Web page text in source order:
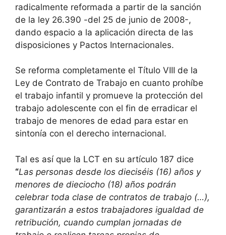
radicalmente reformada a partir de la sanción
de la ley 26.390 -del 25 de junio de 2008-,
dando espacio a la aplicación directa de las
disposiciones y Pactos Internacionales.
Se reforma completamente el Título VIII de la
Ley de Contrato de Trabajo en cuanto prohíbe
el trabajo infantil y promueve la protección del
trabajo adolescente con el fin de erradicar el
trabajo de menores de edad para estar en
sintonía con el derecho internacional.
Tal es así que la LCT en su artículo 187 dice
“Las personas desde los dieciséis (16) años y
menores de dieciocho (18) años podrán
celebrar toda clase de contratos de trabajo (…),
garantizarán a estos trabajadores igualdad de
retribución, cuando cumplan jornadas de